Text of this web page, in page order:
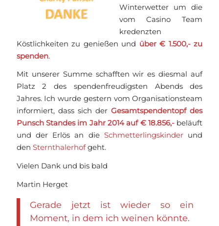
Winterwetter um die
vom Casino Team
kredenzten
Köstlichkeiten zu genießen und über € 1.500,- zu
spenden.
Mit unserer Summe schafften wir es diesmal auf
Platz 2 des spendenfreudigsten Abends des
Jahres. Ich wurde gestern vom Organisationsteam
informiert, dass sich derGesamtspendentopf des
Punsch Standes im Jahr 2014 auf € 18.856,- beläuft
und der Erlös an dieSchmetterlingskinder und
den Sternthalerhofgeht.
Vielen Dank und bis bald
Martin Herget
Gerade jetzt ist wieder so ein
Moment, in dem ich weinen könnte.